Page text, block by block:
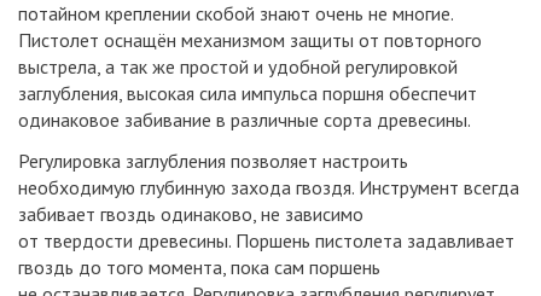
потайном креплении скобой знают очень не многие.
Пистолет оснащён механизмом защиты от повторного
выстрела, а так же простой и удобной регулировкой
заглубления, высокая сила импульса поршня обеспечит
одинаковое забивание в различные сорта древесины.
Регулировка заглубления позволяет настроить
необходимую глубинную захода гвоздя. Инструмент всегда
забивает гвоздь одинаково, не зависимо
от твердости древесины. Поршень пистолета задавливает
гвоздь до того момента, пока сам поршень